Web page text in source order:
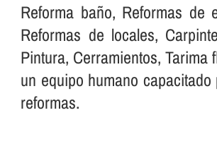
Reforma baño, Reformas de
Reformas de locales,
Pintura, Cerramientos, Tarima
un equipo humano
reformas.